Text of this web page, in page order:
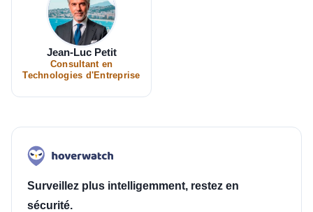
Jean-Luc Petit
Consultant en
Technologies d'Entreprise
Surveillez plus intelligemment, restez en
sécurité.